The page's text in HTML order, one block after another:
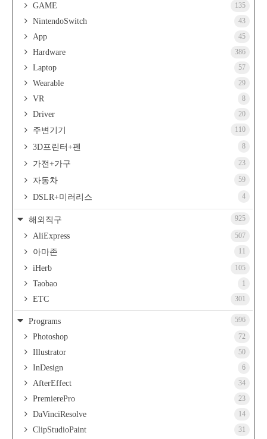
GAME 135
NintendoSwitch 43
App 45
Hardware 386
Laptop 57
Wearable 29
VR 8
Driver 20
주변기기 110
3D프린터+펜 8
가전+가구 23
자동차 59
DSLR+미러리스 4
해외직구 925
AliExpress 507
아마존 11
iHerb 105
Taobao 1
ETC 301
Programs 596
Photoshop 72
Illustrator 50
InDesign 6
AfterEffect 34
PremierePro 23
DaVinciResolve 14
ClipStudioPaint 31